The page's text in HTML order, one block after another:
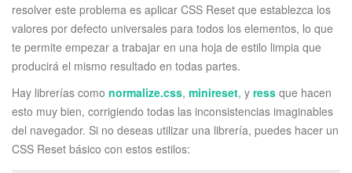
resolver este problema es aplicar CSS Reset que establezca los
valores por defecto universales para todos los elementos, lo que
te permite empezar a trabajar en una hoja de estilo limpia que
producirá el mismo resultado en todas partes.
Hay librerías como normalize.css, minireset, y ress que hacen
esto muy bien, corrigiendo todas las inconsistencias imaginables
del navegador. Si no deseas utilizar una librería, puedes hacer un
CSS Reset básico con estos estilos: